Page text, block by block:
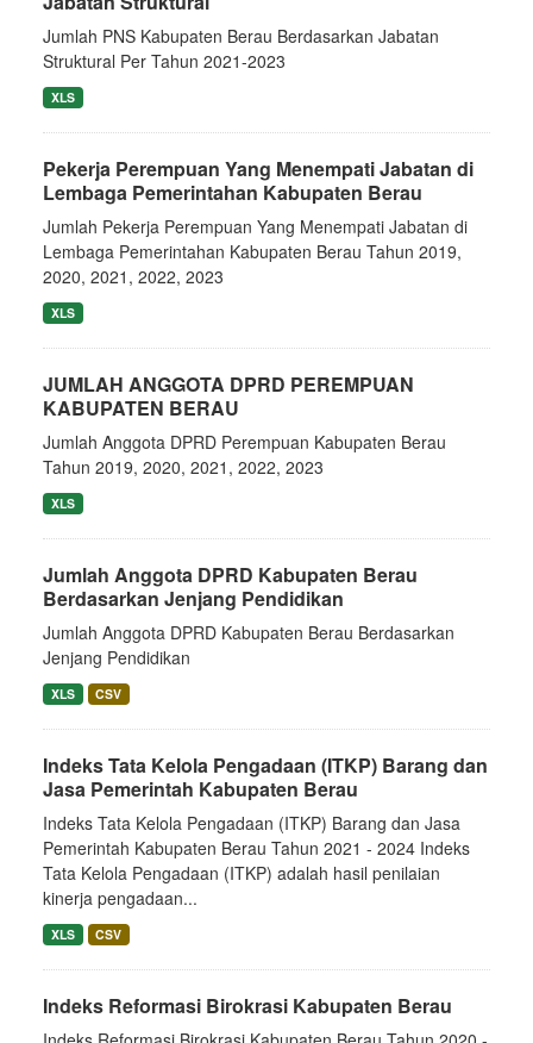
Jumlah PNS Kabupaten Berau Berdasarkan Jabatan
Struktural Per Tahun 2021-2023
XLS
Pekerja Perempuan Yang Menempati Jabatan di
Lembaga Pemerintahan Kabupaten Berau
Jumlah Pekerja Perempuan Yang Menempati Jabatan di
Lembaga Pemerintahan Kabupaten Berau Tahun 2019,
2020, 2021, 2022, 2023
XLS
JUMLAH ANGGOTA DPRD PEREMPUAN
KABUPATEN BERAU
Jumlah Anggota DPRD Perempuan Kabupaten Berau
Tahun 2019, 2020, 2021, 2022, 2023
XLS
Jumlah Anggota DPRD Kabupaten Berau
Berdasarkan Jenjang Pendidikan
Jumlah Anggota DPRD Kabupaten Berau Berdasarkan
Jenjang Pendidikan
XLS CSV
Indeks Tata Kelola Pengadaan (ITKP) Barang dan
Jasa Pemerintah Kabupaten Berau
Indeks Tata Kelola Pengadaan (ITKP) Barang dan Jasa
Pemerintah Kabupaten Berau Tahun 2021 - 2024 Indeks
Tata Kelola Pengadaan (ITKP) adalah hasil penilaian
kinerja pengadaan...
XLS CSV
Indeks Reformasi Birokrasi Kabupaten Berau